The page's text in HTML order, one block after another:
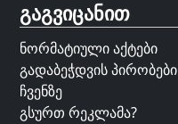
გაგვიცანით
ნორმატიული აქტები
გადაბეჭდვის პირობები
ჩვენზე
გსურთ რეკლამა?